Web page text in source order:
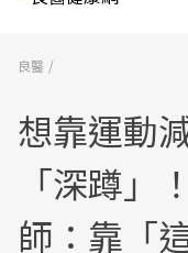
良醫
想靠運動
「深蹲」
師：靠「